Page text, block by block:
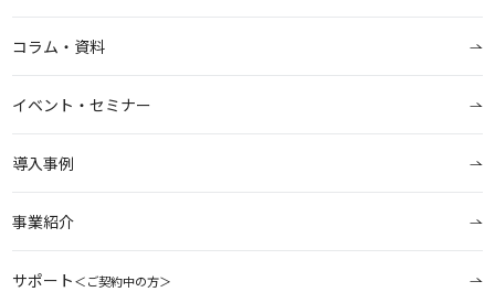
コラム・資料
イベント・セミナー
導入事例
事業紹介
サポート＜ご契約中の方＞